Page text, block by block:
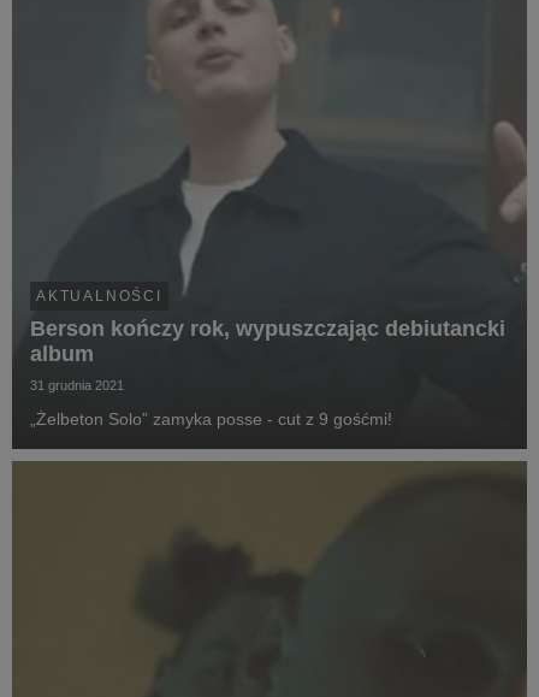
AKTUALNOŚCI
Berson kończy rok, wypuszczając debiutancki
album
31 grudnia 2021
„Żelbeton Solo” zamyka posse - cut z 9 gośćmi!